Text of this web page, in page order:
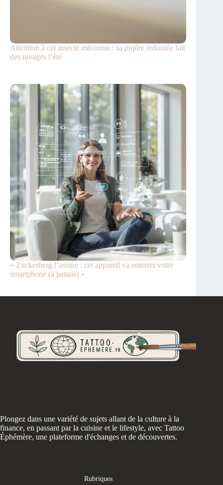
Attention à cet insecte méconnu : sa piqûre redoutée fait
des ravages l’été
« Zuckerberg l’assure : cet appareil va enterrer votre
smartphone (à jamais) »
Plongez dans une variété de sujets allant de la culture à la
finance, en passant par la cuisine et le lifestyle, avec Tattoo
Éphémère, une plateforme d'échanges et de découvertes.
Rubriques